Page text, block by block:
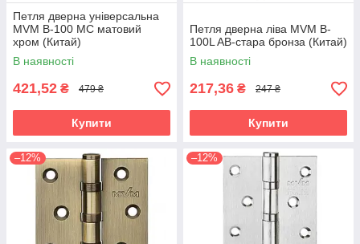
Петля дверна універсальна
MVM B-100 MC матовий
хром (Китай)
В наявності
421,52 ₴ 479 ₴
Купити
Петля дверна ліва MVM B-
100L AB-стара бронза (Китай)
В наявності
217,36 ₴ 247 ₴
Купити
–12% –12%